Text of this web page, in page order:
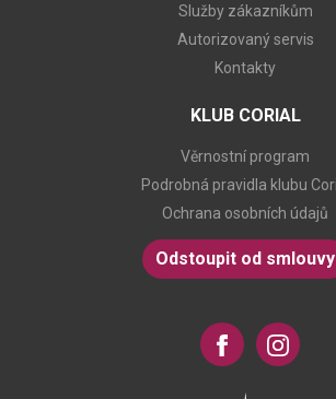
Služby zákazníkům
Autorizovaný servis
Kontakty
KLUB CORIAL
Věrnostní program
Podrobná pravidla klubu
Ochrana osobních údajů
Odstoupit od smlouvy